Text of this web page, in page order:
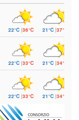
22°C |36°C 21°C |37°C
22°C |33°C 21°C |34°C
22°C |33°C 21°C |34°C